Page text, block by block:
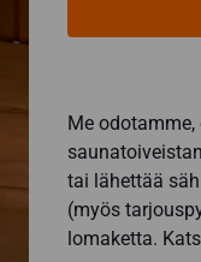
Me
tai lähettää
(myös
lomaketta.